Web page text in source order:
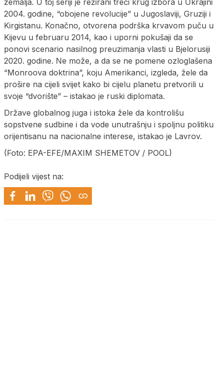
zemalja. U toj seriji je režirani treći krug izbora u Ukrajini
2004. godine, “obojene revolucije” u Јugoslaviji, Gruziji i
Kirgistanu. Konačno, otvorena podrška krvavom puču u
Kijevu u februaru 2014, kao i uporni pokušaji da se
ponovi scenario nasilnog preuzimanja vlasti u Bjelorusiji
2020. godine. Ne može, a da se ne pomene ozloglašena
“Monroova doktrina”, koju Amerikanci, izgleda, žele da
prošire na cijeli svijet kako bi cijelu planetu pretvorili u
svoje “dvorište” – istakao je ruski diplomata.
Države globalnog juga i istoka žele da kontrolišu
sopstvene sudbine i da vode unutrašnju i spoljnu politiku
orijentisanu na nacionalne interese, istakao je Lavrov.
(Foto: EPA-EFE/MAXIM SHEMETOV / POOL)
Podijeli vijest na: